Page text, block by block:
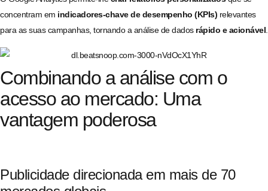
concentram em indicadores-chave de desempenho (KPIs) relevantes
para as suas campanhas, tornando a análise de dados rápido e acionável.
Combinando a análise com o
acesso ao mercado: Uma
vantagem poderosa
Publicidade direcionada em mais de 70